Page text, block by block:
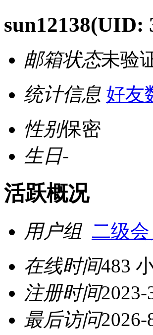
sun12138(UID:
邮箱状态未验
统计信息 好友
性别保密
生日-
活跃概况
用户组 二级会
在线时间483
注册时间2023-
最后访问2026-